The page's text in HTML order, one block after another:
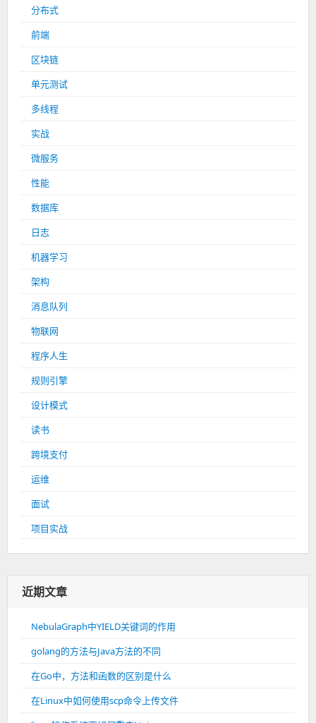
分布式
前端
区块链
单元测试
多线程
实战
微服务
性能
数据库
日志
机器学习
架构
消息队列
物联网
程序人生
规则引擎
设计模式
读书
跨境支付
运维
面试
项目实战
近期文章
NebulaGraph中YIELD关键词的作用
golang的方法与Java方法的不同
在Go中，方法和函数的区别是什么
在Linux中如何使用scp命令上传文件